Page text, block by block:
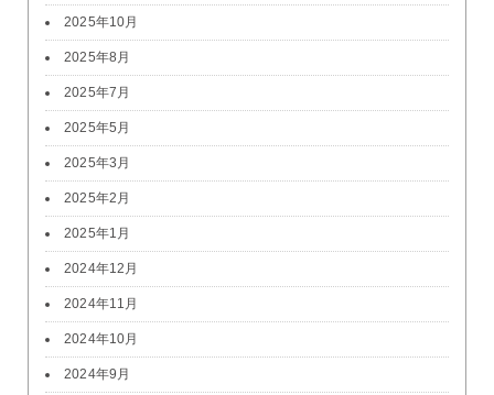
2025年10月
2025年8月
2025年7月
2025年5月
2025年3月
2025年2月
2025年1月
2024年12月
2024年11月
2024年10月
2024年9月